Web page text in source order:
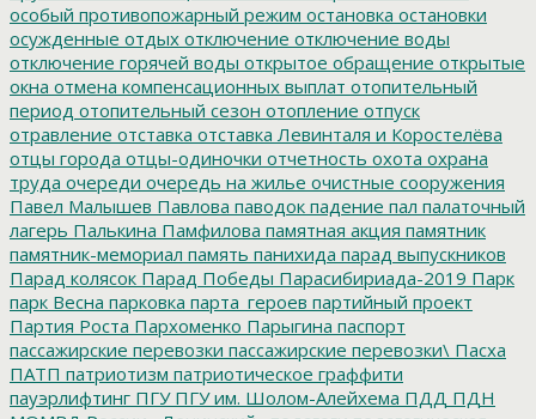
особый противопожарный режим остановка остановки
осужденные отдых отключение отключение воды
отключение горячей воды открытое обращение открытые
окна отмена компенсационных выплат отопительный
период отопительный сезон отопление отпуск
отравление отставка отставка Левинталя и Коростелёва
отцы города отцы-одиночки отчетность охота охрана
труда очереди очередь на жилье очистные сооружения
Павел Малышев Павлова паводок падение пал палаточный
лагерь Палькина Памфилова памятная акция памятник
памятник-мемориал память панихида парад выпускников
Парад колясок Парад Победы Парасибириада-2019 Парк
парк Весна парковка парта_героев партийный проект
Партия Роста Пархоменко Парыгина паспорт
пассажирские перевозки пассажирские перевозки\ Пасха
ПАТП патриотизм патриотическое граффити
пауэрлифтинг ПГУПГУ им. Шолом-Алейхема ПДД ПДН